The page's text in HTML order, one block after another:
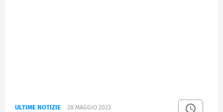
ULTIME NOTIZIE 28 MAGGIO 2023